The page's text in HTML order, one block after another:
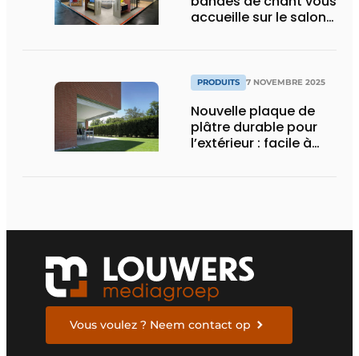
accueille sur le salon
PRODUITS 7 NOVEMBRE 2025
Nouvelle plaque de
plâtre durable pour
l’extérieur : facile à
Vous voulez ? Neem contact op